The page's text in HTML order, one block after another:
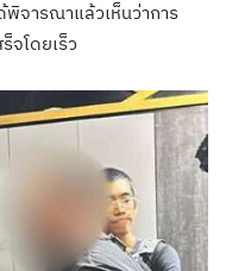
พิจารณาแล้วเห็นว่าการ
จโดยเร็ว